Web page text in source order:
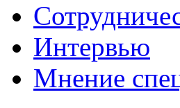
Интервью
Мнение